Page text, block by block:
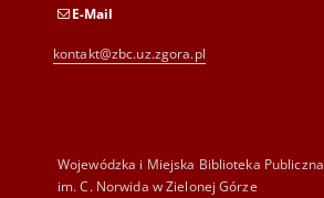
E-Mail
kontakt@zbc.uz.zgora.pl
Wojewódzka i Miejska Biblioteka Publiczna
im. C. Norwida w Zielonej Górze